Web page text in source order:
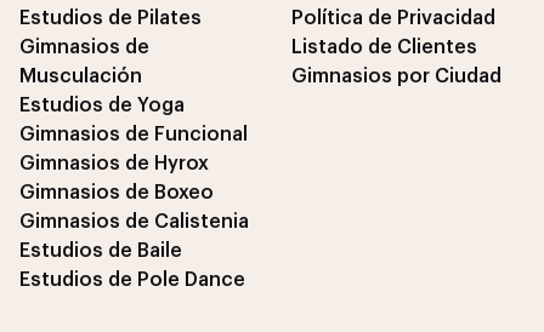
Estudios de Pilates
Gimnasios de
Musculación
Estudios de Yoga
Gimnasios de Funcional
Gimnasios de Hyrox
Gimnasios de Boxeo
Gimnasios de Calistenia
Estudios de Baile
Estudios de Pole Dance
Política de Privacidad
Listado de Clientes
Gimnasios por Ciudad